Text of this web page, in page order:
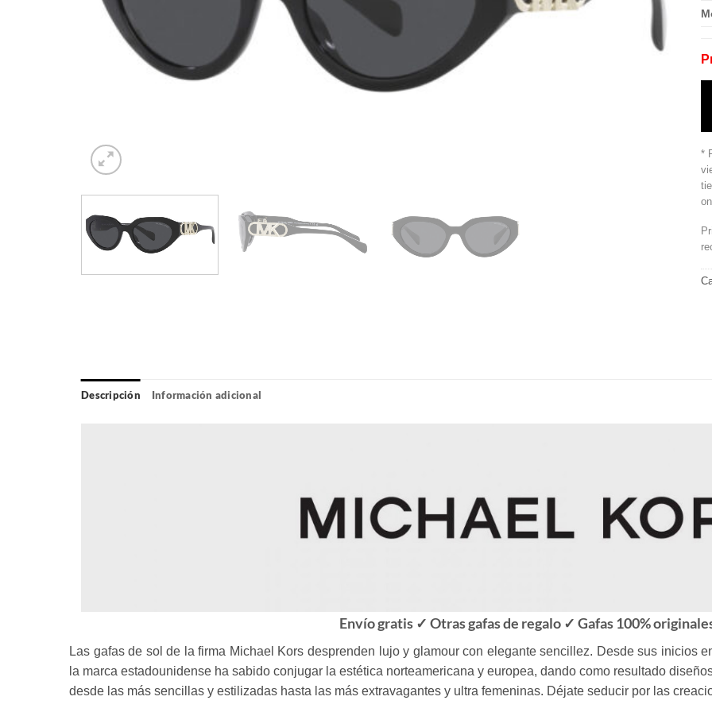
*
Descripción Información adicional
Envío gratis ✓ Otras gafas de regalo ✓ Gafas 100%
Las gafas de sol de la firma Michael Kors desprenden lujo y glamour con elegante sencillez. Desde sus inicios
la marca estadounidense ha sabido conjugar la estética norteamericana y europea, dando como resultado
desde las más sencillas y estilizadas hasta las más extravagantes y ultra femeninas. Déjate seducir por las